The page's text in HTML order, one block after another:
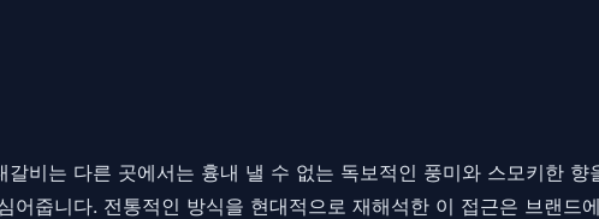
비는 다른 곳에서는 흉내 낼 수 없는 독보적인 풍미와 스모키한
줍니다. 전통적인 방식을 현대적으로 재해석한 이 접근은 브랜드